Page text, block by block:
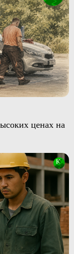
ценах на